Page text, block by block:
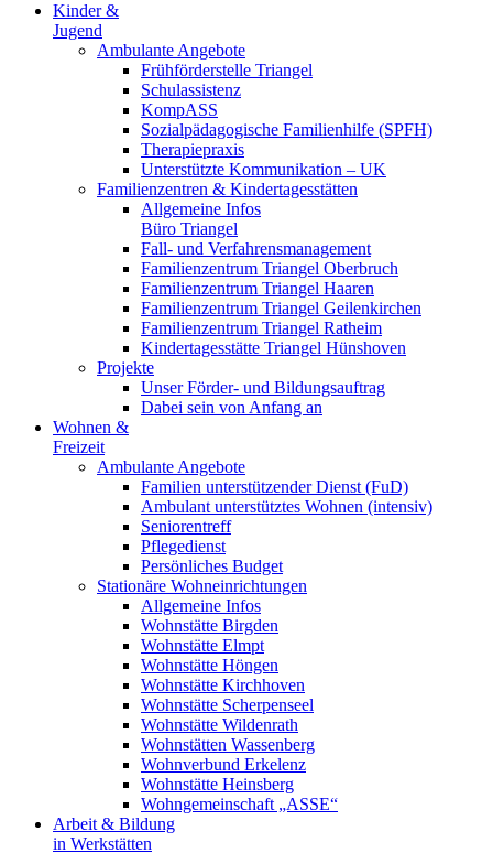
Kinder &
Jugend
Ambulante Angebote
Frühförderstelle Triangel
Schulassistenz
KompASS
Sozialpädagogische Familienhilfe (SPFH)
Therapiepraxis
Unterstützte Kommunikation – UK
Familienzentren & Kindertagesstätten
Allgemeine Infos
Büro Triangel
Fall- und Verfahrensmanagement
Familienzentrum Triangel Oberbruch
Familienzentrum Triangel Haaren
Familienzentrum Triangel Geilenkirchen
Familienzentrum Triangel Ratheim
Kindertagesstätte Triangel Hünshoven
Projekte
Unser Förder- und Bildungsauftrag
Dabei sein von Anfang an
Wohnen &
Freizeit
Ambulante Angebote
Familien unterstützender Dienst (FuD)
Ambulant unterstütztes Wohnen (intensiv)
Seniorentreff
Pflegedienst
Persönliches Budget
Stationäre Wohneinrichtungen
Allgemeine Infos
Wohnstätte Birgden
Wohnstätte Elmpt
Wohnstätte Höngen
Wohnstätte Kirchhoven
Wohnstätte Scherpenseel
Wohnstätte Wildenrath
Wohnstätten Wassenberg
Wohnverbund Erkelenz
Wohnstätte Heinsberg
Wohngemeinschaft „ASSE“
Arbeit & Bildung
in Werkstätten